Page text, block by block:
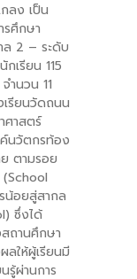
รมการศึกษา
ลง เป็น
ศึกษา
ล 2 – ระดับ
เรียน 115
ำนวน 11
รียนวัดถนน
ศาสตร์
นวัตกรท้อง
ตามรอย
(School
น้อยสู่สากล
ซึ่งได้
ถานศึกษา
ให้ผู้เรียนมี
รู้ผ่านการ